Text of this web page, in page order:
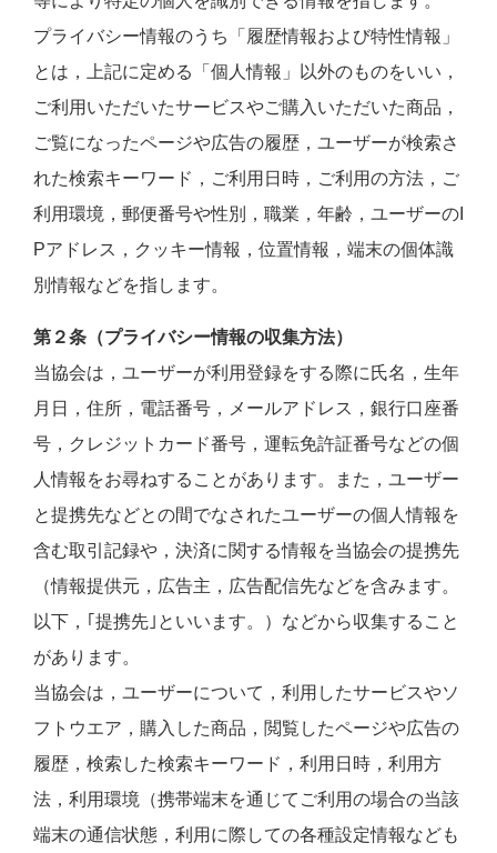
プライバシー情報のうち「履歴情報および特性情報」
とは，上記に定める「個人情報」以外のものをいい，
ご利用いただいたサービスやご購入いただいた商品，
ご覧になったページや広告の履歴，ユーザーが検索さ
れた検索キーワード，ご利用日時，ご利用の方法，ご
利用環境，郵便番号や性別，職業，年齢，ユーザーのI
Pアドレス，クッキー情報，位置情報，端末の個体識
別情報などを指します。
第２条（プライバシー情報の収集方法）
当協会は，ユーザーが利用登録をする際に氏名，生年
月日，住所，電話番号，メールアドレス，銀行口座番
号，クレジットカード番号，運転免許証番号などの個
人情報をお尋ねすることがあります。また，ユーザー
と提携先などとの間でなされたユーザーの個人情報を
含む取引記録や，決済に関する情報を当協会の提携先
（情報提供元，広告主，広告配信先などを含みます。
以下，｢提携先｣といいます。）などから収集すること
があります。
当協会は，ユーザーについて，利用したサービスやソ
フトウエア，購入した商品，閲覧したページや広告の
履歴，検索した検索キーワード，利用日時，利用方
法，利用環境（携帯端末を通じてご利用の場合の当該
端末の通信状態，利用に際しての各種設定情報なども